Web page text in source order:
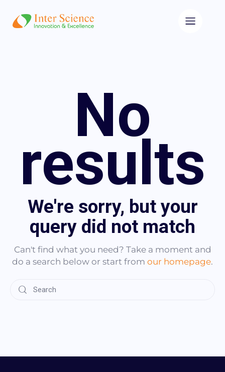
No
results
We're sorry, but your
query did not match
Can't find what you need? Take a moment and
do a search below or start from our homepage.